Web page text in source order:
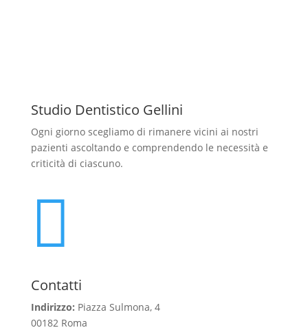
Studio Dentistico Gellini
Ogni giorno scegliamo di rimanere vicini ai nostri
pazienti ascoltando e comprendendo le necessità e
criticità di ciascuno.

Contatti
Indirizzo: Piazza Sulmona, 4
00182 Roma